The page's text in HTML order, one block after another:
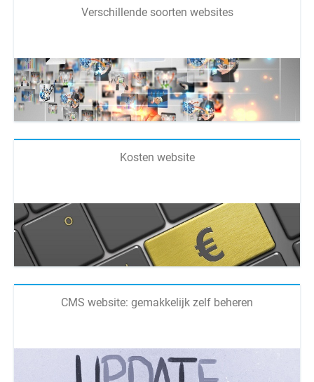
Verschillende soorten websites
Kosten website
CMS website: gemakkelijk zelf beheren